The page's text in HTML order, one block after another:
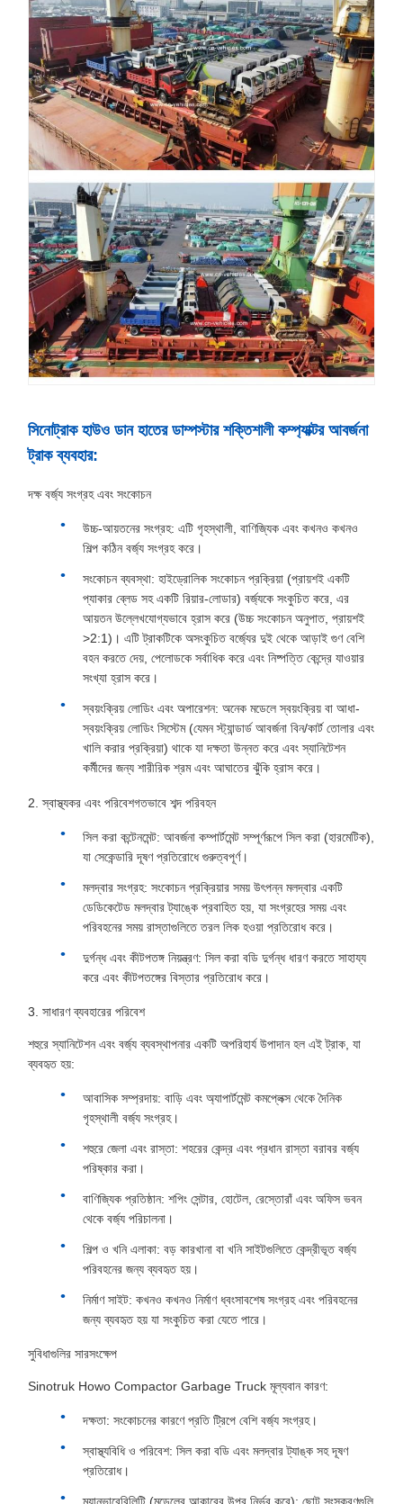
সিনোট্রাক হাউও ডান হাতের ডাম্পস্টার শক্তিশালী কম্প্যাক্টর আবর্জনা
ট্রাক ব্যবহার:
দক্ষ বর্জ্য সংগ্রহ এবং সংকোচন
উচ্চ-আয়তনের সংগ্রহ: এটি গৃহস্থালী, বাণিজ্যিক এবং কখনও কখনও
শিল্প কঠিন বর্জ্য সংগ্রহ করে।
সংকোচন ব্যবস্থা: হাইড্রোলিক সংকোচন প্রক্রিয়া (প্রায়শই একটি
প্যাকার ব্লেড সহ একটি রিয়ার-লোডার) বর্জ্যকে সংকুচিত করে, এর
আয়তন উল্লেখযোগ্যভাবে হ্রাস করে (উচ্চ সংকোচন অনুপাত, প্রায়শই
>2:1)। এটি ট্রাকটিকে অসংকুচিত বর্জ্যের দুই থেকে আড়াই গুণ বেশি
বহন করতে দেয়, পেলোডকে সর্বাধিক করে এবং নিষ্পত্তি কেন্দ্রে যাওয়ার
সংখ্যা হ্রাস করে।
স্বয়ংক্রিয় লোডিং এবং অপারেশন: অনেক মডেলে স্বয়ংক্রিয় বা আধা-
স্বয়ংক্রিয় লোডিং সিস্টেম (যেমন স্ট্যান্ডার্ড আবর্জনা বিন/কার্ট তোলার এবং
খালি করার প্রক্রিয়া) থাকে যা দক্ষতা উন্নত করে এবং স্যানিটেশন
কর্মীদের জন্য শারীরিক শ্রম এবং আঘাতের ঝুঁকি হ্রাস করে।
2. স্বাস্থ্যকর এবং পরিবেশগতভাবে শব্দ পরিবহন
সিল করা কন্টেনমেন্ট: আবর্জনা কম্পার্টমেন্ট সম্পূর্ণরূপে সিল করা (হারমেটিক),
যা সেকেন্ডারি দূষণ প্রতিরোধে গুরুত্বপূর্ণ।
মলদ্বার সংগ্রহ: সংকোচন প্রক্রিয়ার সময় উৎপন্ন মলদ্বার একটি
ডেডিকেটেড মলদ্বার ট্যাঙ্কে প্রবাহিত হয়, যা সংগ্রহের সময় এবং
পরিবহনের সময় রাস্তাগুলিতে তরল লিক হওয়া প্রতিরোধ করে।
দুর্গন্ধ এবং কীটপতঙ্গ নিয়ন্ত্রণ: সিল করা বডি দুর্গন্ধ ধারণ করতে সাহায্য
করে এবং কীটপতঙ্গের বিস্তার প্রতিরোধ করে।
3. সাধারণ ব্যবহারের পরিবেশ
শহুরে স্যানিটেশন এবং বর্জ্য ব্যবস্থাপনার একটি অপরিহার্য উপাদান হল এই ট্রাক, যা
ব্যবহৃত হয়:
আবাসিক সম্প্রদায়: বাড়ি এবং অ্যাপার্টমেন্ট কমপ্লেক্স থেকে দৈনিক
গৃহস্থালী বর্জ্য সংগ্রহ।
শহুরে জেলা এবং রাস্তা: শহরের কেন্দ্র এবং প্রধান রাস্তা বরাবর বর্জ্য
পরিষ্কার করা।
বাণিজ্যিক প্রতিষ্ঠান: শপিং সেন্টার, হোটেল, রেস্তোরাঁ এবং অফিস ভবন
থেকে বর্জ্য পরিচালনা।
শিল্প ও খনি এলাকা: বড় কারখানা বা খনি সাইটগুলিতে কেন্দ্রীভূত বর্জ্য
পরিবহনের জন্য ব্যবহৃত হয়।
নির্মাণ সাইট: কখনও কখনও নির্মাণ ধ্বংসাবশেষ সংগ্রহ এবং পরিবহনের
জন্য ব্যবহৃত হয় যা সংকুচিত করা যেতে পারে।
সুবিধাগুলির সারসংক্ষেপ
Sinotruk Howo Compactor Garbage Truck মূল্যবান কারণ:
দক্ষতা: সংকোচনের কারণে প্রতি ট্রিপে বেশি বর্জ্য সংগ্রহ।
স্বাস্থ্যবিধি ও পরিবেশ: সিল করা বডি এবং মলদ্বার ট্যাঙ্ক সহ দূষণ
প্রতিরোধ।